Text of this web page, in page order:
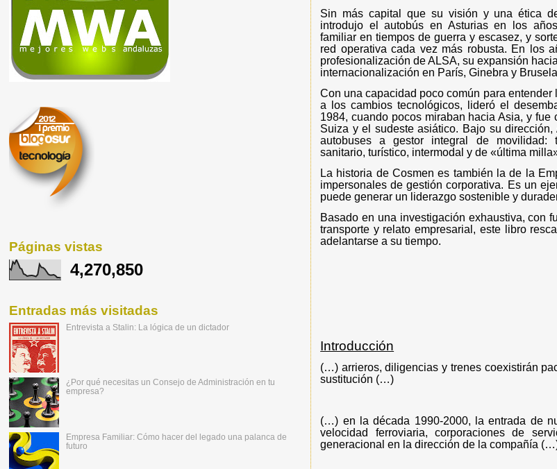
Sin más capital que su visión y una ética
introdujo el autobús en Asturias en los
familiar en tiempos de guerra y escasez, y
red operativa cada vez más robusta. En los
profesionalización de ALSA, su expansión
internacionalización en París, Ginebra y
Con una capacidad poco común para
a los cambios tecnológicos, lideró el
1984, cuando pocos miraban hacia Asia, y fue
Suiza y el sudeste asiático. Bajo su
autobuses a gestor integral de movilidad:
sanitario, turístico, intermodal y de «última
La historia de Cosmen es también la de la
impersonales de gestión corporativa. Es un
puede generar un liderazgo sostenible y
Basado en una investigación exhaustiva, con
transporte y relato empresarial, este libro
adelantarse a su tiempo.
Introducción
(…) arrieros, diligencias y trenes coexistirán
sustitución (…)
(…) en la década 1990-2000, la entrada de
velocidad ferroviaria, corporaciones de
generacional en la dirección de la compañía
Páginas vistas
4,270,850
Entradas más visitadas
Entrevista a Stalin: La lógica de un dictador
¿Por qué necesitas un Consejo de Administración en tu
empresa?
Empresa Familiar: Cómo hacer del legado una palanca de
futuro